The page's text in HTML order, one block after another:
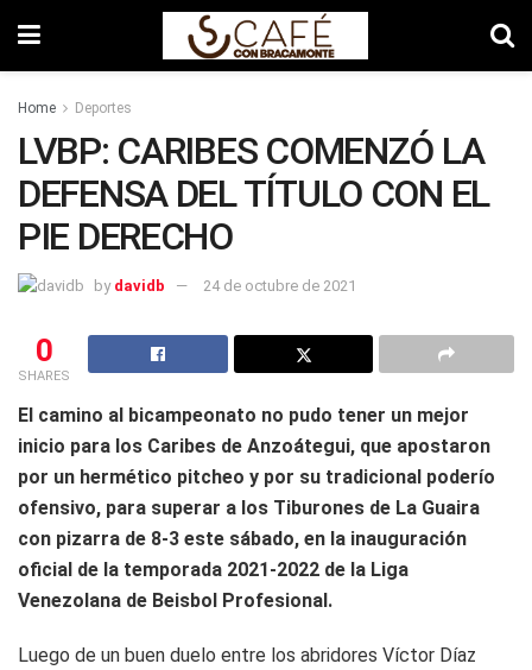
Home Deportes
LVBP: CARIBES COMENZÓ LA
DEFENSA DEL TÍTULO CON EL
PIE DERECHO
by davidb 24 de octubre de 2021
0
SHARES
El camino al bicampeonato no pudo tener un mejor
inicio para los Caribes de Anzoátegui, que apostaron
por un hermético pitcheo y por su tradicional poderío
ofensivo, para superar a los Tiburones de La Guaira
con pizarra de 8-3 este sábado, en la inauguración
oficial de la temporada 2021-2022 de la Liga
Venezolana de Beisbol Profesional.
Luego de un buen duelo entre los abridores Víctor Díaz